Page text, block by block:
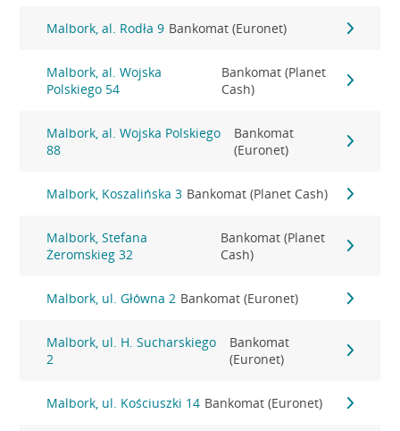
Malbork, al. Rodła 9 Bankomat (Euronet)
Malbork, al. Wojska
Polskiego 54
Bankomat (Planet
Cash)
Malbork, al. Wojska Polskiego
88
Bankomat
(Euronet)
Malbork, Koszalińska 3 Bankomat (Planet Cash)
Malbork, Stefana
Żeromskieg 32
Bankomat (Planet
Cash)
Malbork, ul. Główna 2 Bankomat (Euronet)
Malbork, ul. H. Sucharskiego
2
Bankomat
(Euronet)
Malbork, ul. Kościuszki 14 Bankomat (Euronet)